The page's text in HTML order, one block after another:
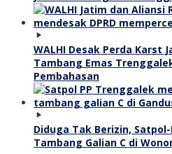
WALHI Desak Perda Karst
Tambang Emas
Pembahasan
Diduga Tak Berizin,
Tambang Galian C di